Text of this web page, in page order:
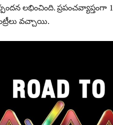
లభించింది. ప్రపంచవ్యాప్తంగా
వచ్చాయి.